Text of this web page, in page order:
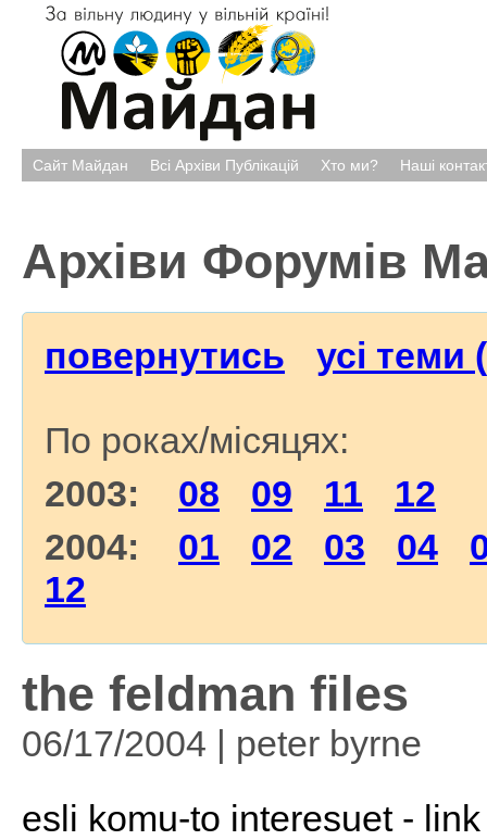
Сайт Майдан Всі Архіви Публікацій Хто ми? Наші
Архіви Форумів
повернутись усі теми
По роках/місяцях:
2003: 08 09 11
12
2004: 01 02 03 04
12
the feldman files
06/17/2004 | peter byrne
esli komu-to interesuet -